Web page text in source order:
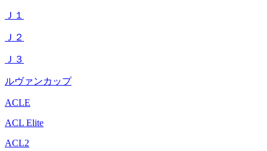
Ｊ１
Ｊ２
Ｊ３
ルヴァンカップ
ACLE
ACL Elite
ACL2